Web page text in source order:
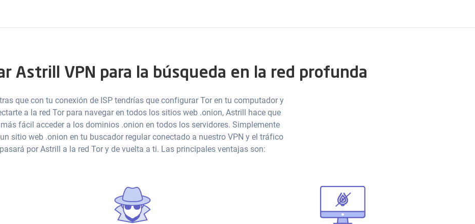
Astrill VPN para la búsqueda en la red profunda
que con tu conexión de ISP tendrías que configurar Tor en tu computador y
a la red Tor para navegar en todos los sitios web .onion, Astrill hace que
fácil acceder a los dominios .onion en todos los servidores. Simplemente
sitio web .onion en tu buscador regular conectado a nuestro VPN y el tráfico
pasará por Astrill a la red Tor y de vuelta a ti. Las principales ventajas son: